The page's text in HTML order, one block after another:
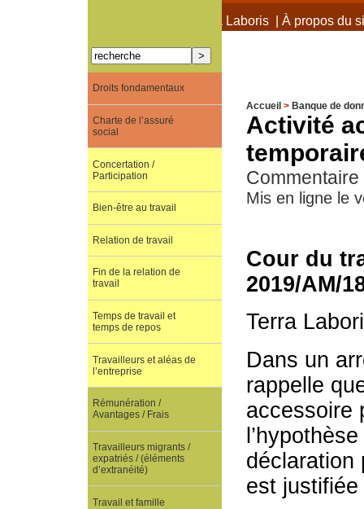
À propos de Terra Laboris| À propos du
Accueil > Banque de
Activité
Mis en ligne le
Cour du
2019/AM/
Terra
Dans un
rappelle
accessoire
déclaration
est
Droits fondamentaux
Charte de l’assuré
social
Concertation /
Participation
Bien-être au travail
Relation de travail
Fin de la relation de
travail
Temps de travail et
temps de repos
Travailleurs et aléas de
l’entreprise
Rémunération /
Avantages / Frais
Travailleurs migrants /
expatriés / (éléments
d’extranéité)
Travail et famille